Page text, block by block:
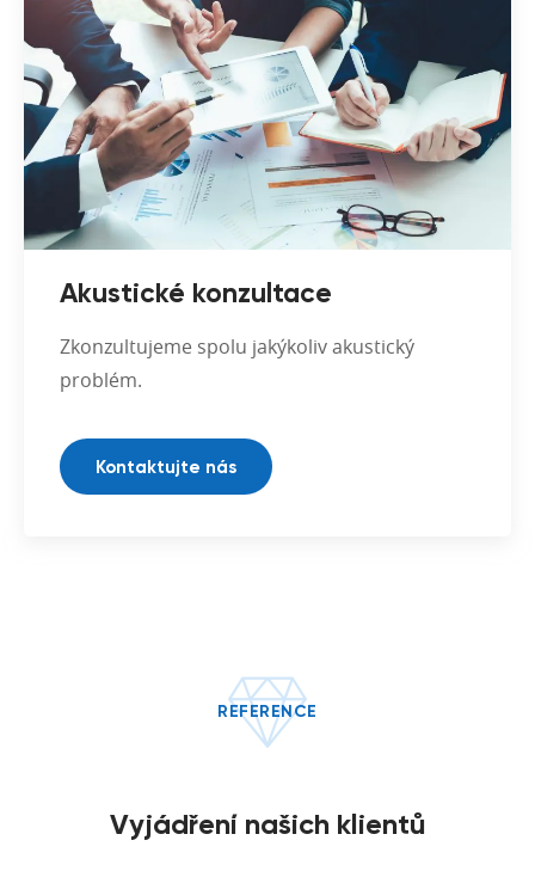
Akustické konzultace
Zkonzultujeme spolu jakýkoliv akustický
problém.
Kontaktujte nás
REFERENCE
Vyjádření našich klientů